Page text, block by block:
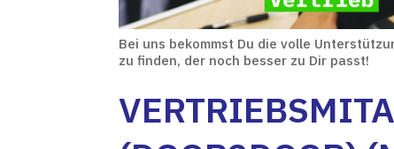
Bei uns bekommst Du die volle
zu finden, der noch besser zu Dir passt!